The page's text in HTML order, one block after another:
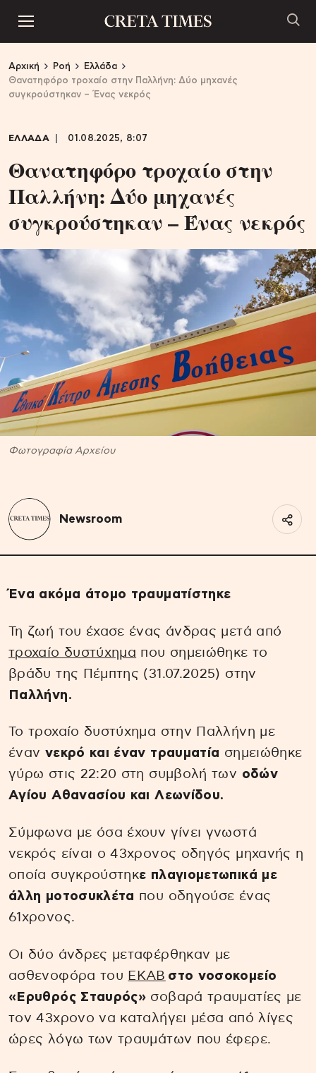
Αρχική Ροή
Ελλάδα
Θανατηφόρο τροχαίο στην Παλλήνη: Δύο μηχανές
συγκρούστηκαν – Ένας νεκρός
ΕΛΛΑΔΑ 01.08.2025, 8:07
Θανατηφόρο τροχαίο στην
Παλλήνη: Δύο μηχανές
συγκρούστηκαν – Ένας νεκρός
Φωτογραφία Αρχείου
Newsroom
Ένα ακόμα άτομο τραυματίστηκε
Τη ζωή του έχασε ένας άνδρας μετά από
τροχαίο δυστύχημα που σημειώθηκε το
βράδυ της Πέμπτης (31.07.2025) στην
Παλλήνη.
Το τροχαίο δυστύχημα στην Παλλήνη με
έναν νεκρό και έναν τραυματία σημειώθηκε
γύρω στις 22:20 στη συμβολή των οδών
Αγίου Αθανασίου και Λεωνίδου.
Σύμφωνα με όσα έχουν γίνει γνωστά
νεκρός είναι ο 43χρονος οδηγός μηχανής η
οποία συγκρούστηκε πλαγιομετωπικά με
άλλη μοτοσυκλέτα που οδηγούσε ένας
61χρονος.
Οι δύο άνδρες μεταφέρθηκαν με
ασθενοφόρα του ΕΚΑΒ στο νοσοκομείο
«Ερυθρός Σταυρός» σοβαρά τραυματίες με
τον 43χρονο να καταλήγει μέσα από λίγες
ώρες λόγω των τραυμάτων που έφερε.